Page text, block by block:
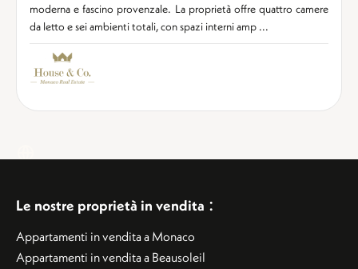
moderna e fascino provenzale. La proprietà offre quattro camere
da letto e sei ambienti totali, con spazi interni amp ...
Le nostre proprietà in vendita :
Appartamenti in vendita a Monaco
Appartamenti in vendita a Beausoleil